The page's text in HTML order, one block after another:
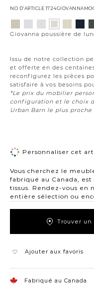
NO D’ARTICLE
Issu de notre collection
et offerte en des
reconfigurez les pièces
satisfaire à vos besoins
*Le prix du mobilier
configuration et le choix
Urban Barn le plus
Variations
platineneigeargenture
poussière
opale
Giovanna poussière de
Personnaliser cet
Vous cherchez le
fabriqué au Canada,
tissus. Rendez-vous en
entière sélection ou
Trouver un
Ajouter aux favoris
Fabriqué au Canada